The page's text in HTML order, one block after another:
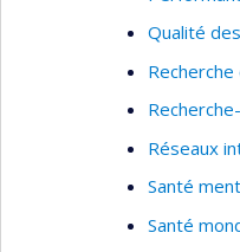
Qualité
Réseaux
Santé
Santé